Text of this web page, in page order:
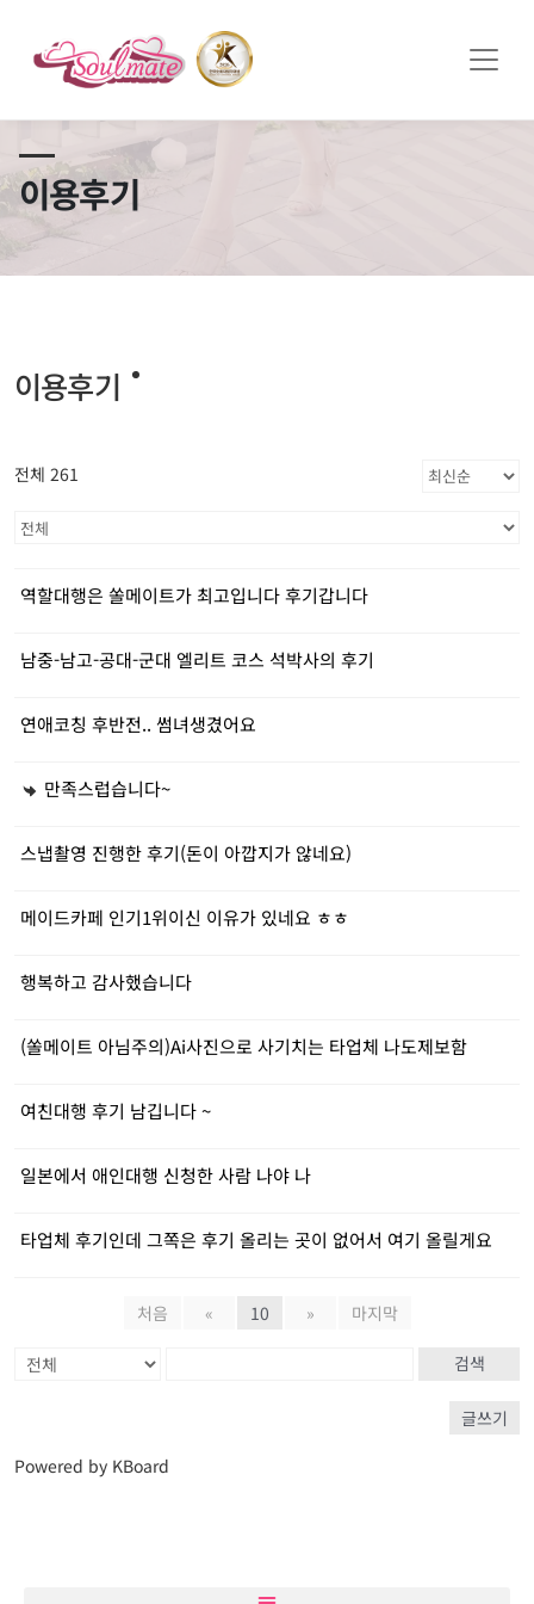
이용후기
이용후기
전체 261
역할대행은 쏠메이트가 최고입니다 후기갑니다
남중-남고-공대-군대 엘리트 코스 석박사의 후기
연애코칭 후반전.. 썸녀생겼어요
만족스럽습니다~
스냅촬영 진행한 후기(돈이 아깝지가 않네요)
메이드카페 인기1위이신 이유가 있네요 ㅎㅎ
행복하고 감사했습니다
(쏠메이트 아님주의)Ai사진으로 사기치는 타업체 나도제보함
여친대행 후기 남깁니다 ~
일본에서 애인대행 신청한 사람 나야 나
타업체 후기인데 그쪽은 후기 올리는 곳이 없어서 여기 올릴게요
처음 « 10 » 마지막
검색
글쓰기
Powered by KBoard
쏠메이트×토모토모 프로모션 영상 full버전 보러가기